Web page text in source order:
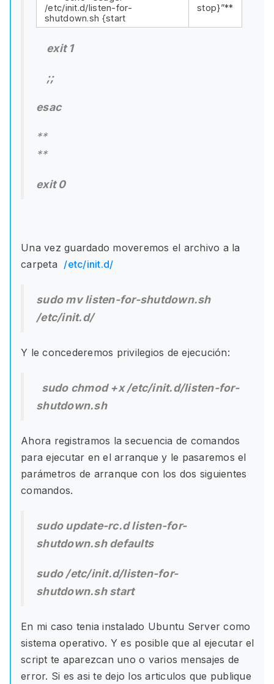
/etc/init.d/listen-for-
shutdown.sh {start
stop}”**
exit 1
;;
esac
**
**
exit 0
Una vez guardado moveremos el archivo a la
carpeta /etc/init.d/
sudo mv listen-for-shutdown.sh
/etc/init.d/
Y le concederemos privilegios de ejecución:
sudo chmod +x /etc/init.d/listen-for-
shutdown.sh
Ahora registramos la secuencia de comandos
para ejecutar en el arranque y le pasaremos el
parámetros de arranque con los dos siguientes
comandos.
sudo update-rc.d listen-for-
shutdown.sh defaults
sudo /etc/init.d/listen-for-
shutdown.sh start
En mi caso tenia instalado Ubuntu Server como
sistema operativo. Y es posible que al ejecutar el
script te aparezcan uno o varios mensajes de
error. Si es asi te dejo los articulos que publique